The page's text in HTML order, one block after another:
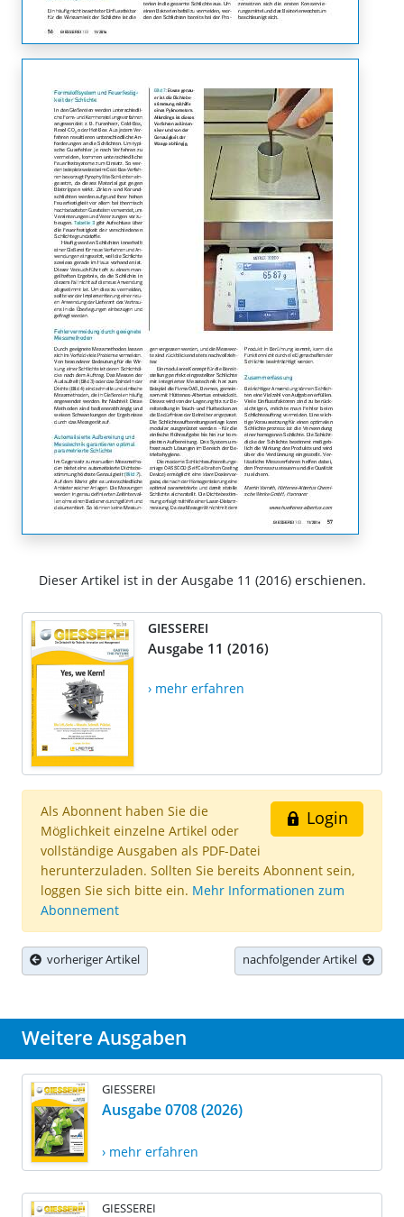
Dieser Artikel ist in der Ausgabe 11 (2016) erschienen.
GIESSEREI
Ausgabe 11 (2016)
› mehr erfahren
Login
Als Abonnent haben Sie die
Möglichkeit einzelne Artikel oder
vollständige Ausgaben als PDF-Datei
herunterzuladen. Sollten Sie bereits Abonnent sein,
loggen Sie sich bitte ein. Mehr Informationen zum
Abonnement
vorheriger Artikel nachfolgender Artikel
Weitere Ausgaben
GIESSEREI
Ausgabe 0708 (2026)
› mehr erfahren
GIESSEREI